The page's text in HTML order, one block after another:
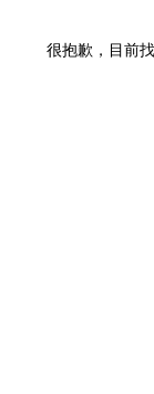
很抱歉，目前